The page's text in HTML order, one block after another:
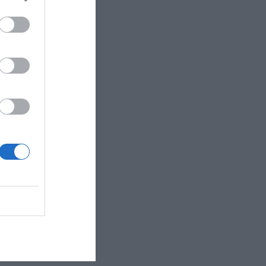
Ponente. Comodo e ..."
mare. La vic..."
del comfort durante i..."
teatri, giardini..."
rispetto all..."